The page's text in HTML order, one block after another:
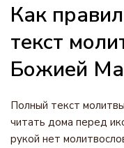
Как
текст
Божией
Полный текст
читать дома перед
рукой нет